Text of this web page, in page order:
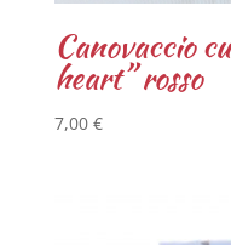
Canovaccio
heart” rosso
7,00 €